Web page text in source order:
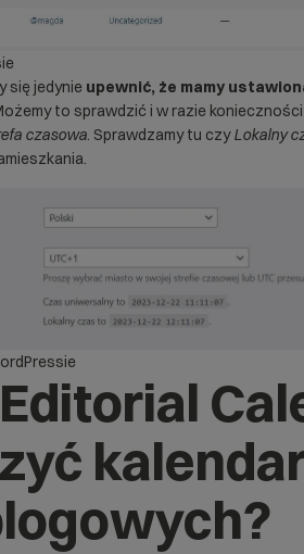
się jedynie upewnić, że mamy
to sprawdzić i w razie
czasowa. Sprawdzamy tu czyLokalny